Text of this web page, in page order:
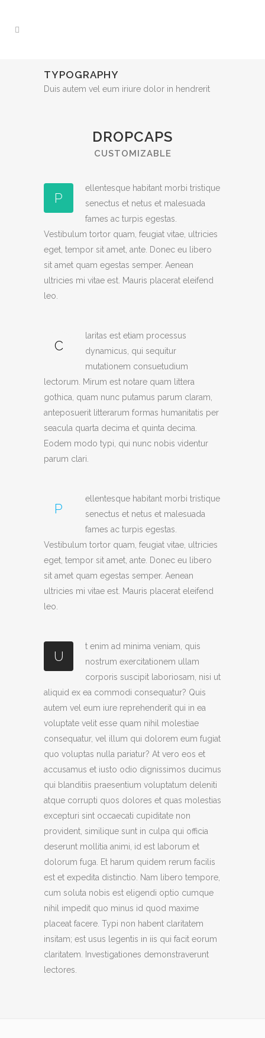
TYPOGRAPHY
Duis autem vel eum iriure dolor in hendrerit
DROPCAPS
CUSTOMIZABLE
P
ellentesque habitant morbi tristique
senectus et netus et malesuada
fames ac turpis egestas.
Vestibulum tortor quam, feugiat vitae, ultricies
eget, tempor sit amet, ante. Donec eu libero
sit amet quam egestas semper. Aenean
ultricies mi vitae est. Mauris placerat eleifend
leo.
C
laritas est etiam processus
dynamicus, qui sequitur
mutationem consuetudium
lectorum. Mirum est notare quam littera
gothica, quam nunc putamus parum claram,
anteposuerit litterarum formas humanitatis per
seacula quarta decima et quinta decima.
Eodem modo typi, qui nunc nobis videntur
parum clari.
P
ellentesque habitant morbi tristique
senectus et netus et malesuada
fames ac turpis egestas.
Vestibulum tortor quam, feugiat vitae, ultricies
eget, tempor sit amet, ante. Donec eu libero
sit amet quam egestas semper. Aenean
ultricies mi vitae est. Mauris placerat eleifend
leo.
U
t enim ad minima veniam, quis
nostrum exercitationem ullam
corporis suscipit laboriosam, nisi ut
aliquid ex ea commodi consequatur? Quis
autem vel eum iure reprehenderit qui in ea
voluptate velit esse quam nihil molestiae
consequatur, vel illum qui dolorem eum fugiat
quo voluptas nulla pariatur? At vero eos et
accusamus et iusto odio dignissimos ducimus
qui blanditiis praesentium voluptatum deleniti
atque corrupti quos dolores et quas molestias
excepturi sint occaecati cupiditate non
provident, similique sunt in culpa qui officia
deserunt mollitia animi, id est laborum et
dolorum fuga. Et harum quidem rerum facilis
est et expedita distinctio. Nam libero tempore,
cum soluta nobis est eligendi optio cumque
nihil impedit quo minus id quod maxime
placeat facere. Typi non habent claritatem
insitam; est usus legentis in iis qui facit eorum
claritatem. Investigationes demonstraverunt
lectores.